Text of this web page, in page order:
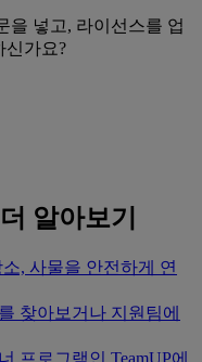
을 넣고, 라이선스를 업
신가요?
알아보기
, 사물을 안전하게 연
찾아보거나 지원팀에
프로그램인 TeamUP에